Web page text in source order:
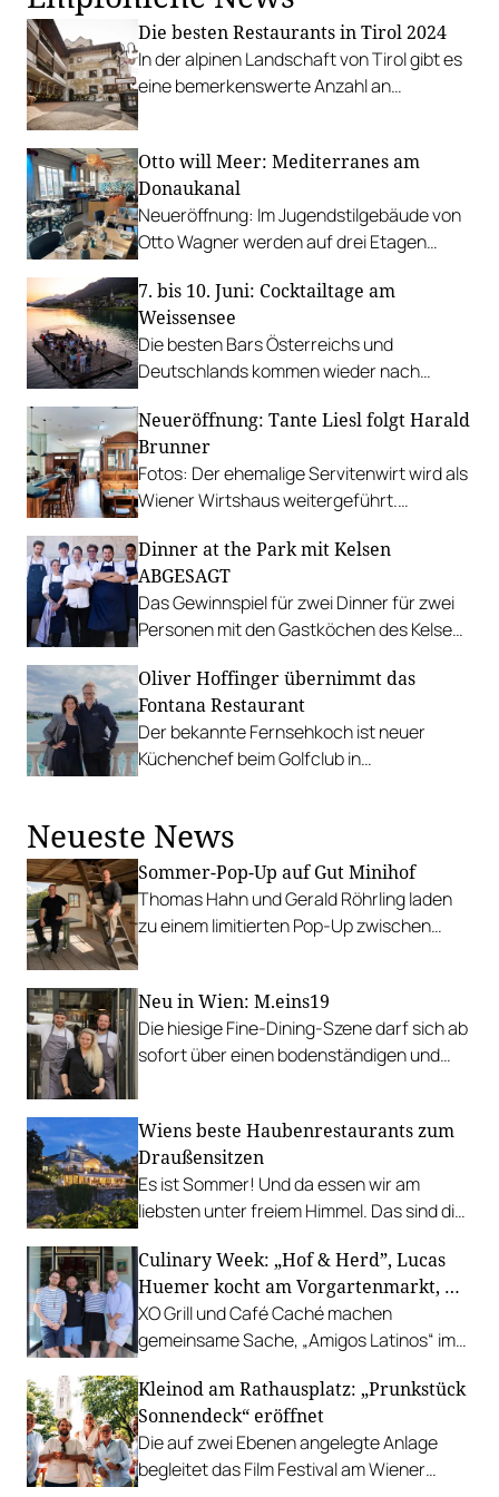
Die besten Restaurants in Tirol 2024
In der alpinen Landschaft von Tirol gibt es
eine bemerkenswerte Anzahl an
Otto will Meer: Mediterranes am
Donaukanal
Neueröffnung: Im Jugendstilgebäude von
Otto Wagner werden auf drei Etagen
mehr serviert.
7. bis 10. Juni: Cocktailtage am
Weissensee
Die besten Bars Österreichs und
Deutschlands kommen wieder nach
Neueröffnung: Tante Liesl folgt Harald
Brunner
Fotos: Der ehemalige Servitenwirt wird als
Wiener Wirtshaus weitergeführt.
Idealbesetzung gefunden.
Dinner at the Park mit Kelsen
ABGESAGT
Das Gewinnspiel für zwei Dinner für zwei
Personen mit den Gastköchen des Kelsen
Oliver Hoffinger übernimmt das
Fontana Restaurant
Der bekannte Fernsehkoch ist neuer
Küchenchef beim Golfclub in
Neueste News
Sommer-Pop-Up auf Gut Minihof
Thomas Hahn und Gerald Röhrling laden
zu einem limitierten Pop-Up zwischen
Neu in Wien: M.eins19
Die hiesige Fine-Dining-Szene darf sich ab
sofort über einen bodenständigen und
Wiens beste Haubenrestaurants zum
Draußensitzen
Es ist Sommer! Und da essen wir am
liebsten unter freiem Himmel. Das sind die
Gastgarten.
Culinary Week: „Hof & Herd”, Lucas
Huemer kocht am Vorgartenmarkt, …
XO Grill und Café Caché machen
gemeinsame Sache, „Amigos Latinos“ im
Richard Rauch kocht in der Riederalm
u.v.m.
Kleinod am Rathausplatz: „Prunkstück
Sonnendeck“ eröffnet
Die auf zwei Ebenen angelegte Anlage
begleitet das Film Festival am Wiener